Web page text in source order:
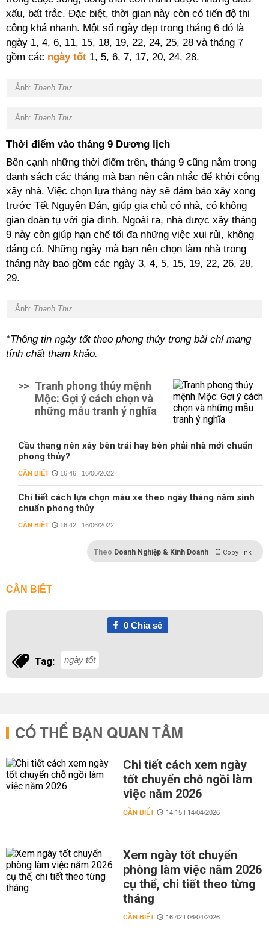
xấu, bất trắc. Đặc biệt, thời gian này còn có tiến độ thi
công khá nhanh. Một số ngày đẹp trong tháng 6 đó là
ngày 1, 4, 6, 11, 15, 18, 19, 22, 24, 25, 28 và tháng 7
gồm các ngày tốt 1, 5, 6, 7, 17, 20, 24, 28.
Ảnh: Thanh Thư
Ảnh: Thanh Thư
Thời điểm vào tháng 9 Dương lịch
Bên cạnh những thời điểm trên, tháng 9 cũng nằm trong
danh sách các tháng mà bạn nên cân nhắc để khởi công
xây nhà. Việc chọn lựa tháng này sẽ đảm bảo xây xong
trước Tết Nguyên Đán, giúp gia chủ có nhà, có không
gian đoàn tụ với gia đình. Ngoài ra, nhà được xây tháng
9 này còn giúp hạn chế tối đa những việc xui rủi, không
đáng có. Những ngày mà bạn nên chọn làm nhà trong
tháng này bao gồm các ngày 3, 4, 5, 15, 19, 22, 26, 28,
29.
Ảnh: Thanh Thư
*Thông tin ngày tốt theo phong thủy trong bài chỉ mang
tính chất tham khảo.
>> Tranh phong thủy mệnh
Mộc: Gợi ý cách chọn và
những mẫu tranh ý nghĩa
Cầu thang nên xây bên trái hay bên phải nhà mới chuẩn
phong thủy?
CẦN BIẾT 16:46 | 16/06/2022
Chi tiết cách lựa chọn màu xe theo ngày tháng năm sinh
chuẩn phong thủy
CẦN BIẾT 16:42 | 16/06/2022
Theo Doanh Nghiệp & Kinh Doanh Copy link
CẦN BIẾT
0Chia sẻ
Tag: ngày tốt
CÓ THỂ BẠN QUAN TÂM
Chi tiết cách xem ngày
tốt chuyển chỗ ngồi làm
việc năm 2026
CẦN BIẾT 14:15 | 14/04/2026
Xem ngày tốt chuyển
phòng làm việc năm 2026
cụ thể, chi tiết theo từng
tháng
CẦN BIẾT 16:42 | 06/04/2026